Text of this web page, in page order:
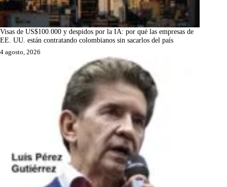
Visas de US$100.000 y despidos por la IA: por qué las empresas de
EE. UU. están contratando colombianos sin sacarlos del país
4 agosto, 2026